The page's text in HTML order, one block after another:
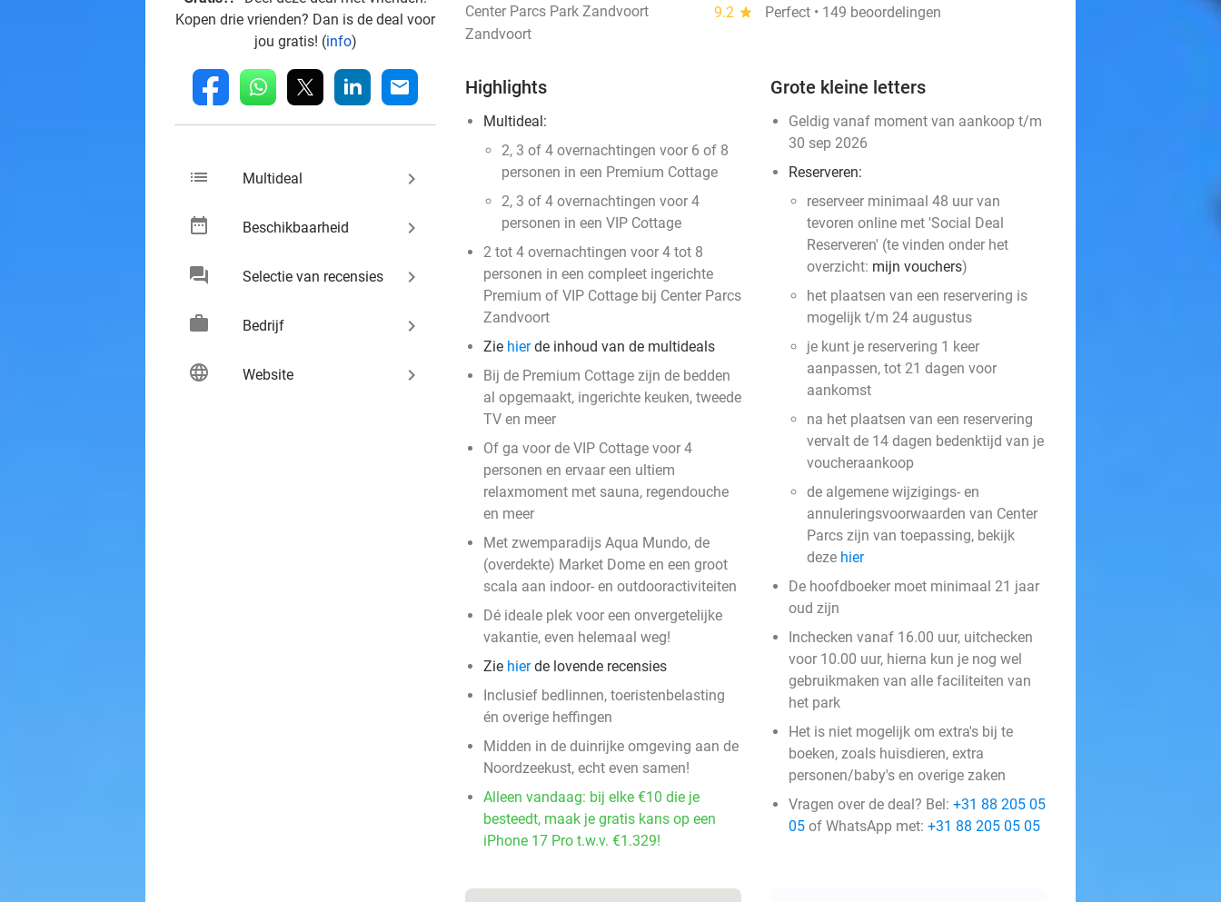
Kopen drie vrienden? Dan is de deal voor
jou gratis! (info)
fb whatsapp linkedin mail
list Multideal keyboard_arrow_right
date_range Beschikbaarheid keyboard_arrow_right
chat Selectie van recensies keyboard_arrow_right
work Bedrijf keyboard_arrow_right
language Website keyboard_arrow_right
Center Parcs Park Zandvoort 9.2 star
Perfect • 149 beoordelingen
Zandvoort
Highlights
Multideal:
2, 3 of 4 overnachtingen voor 6 of 8
personen in een Premium Cottage
2, 3 of 4 overnachtingen voor 4
personen in een VIP Cottage
2 tot 4 overnachtingen voor 4 tot 8
personen in een compleet ingerichte
Premium of VIP Cottage bij Center Parcs
Zandvoort
Zie hierde inhoud van de multideals
Bij de Premium Cottage zijn de bedden
al opgemaakt, ingerichte keuken, tweede
TV en meer
Of ga voor de VIP Cottage voor 4
personen en ervaar een ultiem
relaxmoment met sauna, regendouche
en meer
Met zwemparadijs Aqua Mundo, de
(overdekte) Market Dome en een groot
scala aan indoor- en outdooractiviteiten
Dé ideale plek voor een onvergetelijke
vakantie, even helemaal weg!
Zie hierde lovende recensies
Inclusief bedlinnen, toeristenbelasting
én overige heffingen
Midden in de duinrijke omgeving aan de
Noordzeekust, echt even samen!
Alleen vandaag: bij elke €10 die je
besteedt, maak je gratis kans op een
iPhone 17 Pro t.w.v. €1.329!
Grote kleine letters
Geldig vanaf moment van aankoop t/m
30 sep 2026
Reserveren:
reserveer minimaal 48 uur van
tevoren online met 'Social Deal
Reserveren' (te vinden onder het
overzicht: mijn vouchers)
het plaatsen van een reservering is
mogelijk t/m 24 augustus
je kunt je reservering 1 keer
aanpassen, tot 21 dagen voor
aankomst
na het plaatsen van een reservering
vervalt de 14 dagen bedenktijd van je
voucheraankoop
de algemene wijzigings- en
annuleringsvoorwaarden van Center
Parcs zijn van toepassing, bekijk
deze hier
De hoofdboeker moet minimaal 21 jaar
oud zijn
Inchecken vanaf 16.00 uur, uitchecken
voor 10.00 uur, hierna kun je nog wel
gebruikmaken van alle faciliteiten van
het park
Het is niet mogelijk om extra's bij te
boeken, zoals huisdieren, extra
personen/baby's en overige zaken
Vragen over de deal? Bel: +31 88 205 05
05 of WhatsApp met: +31 88 205 05 05